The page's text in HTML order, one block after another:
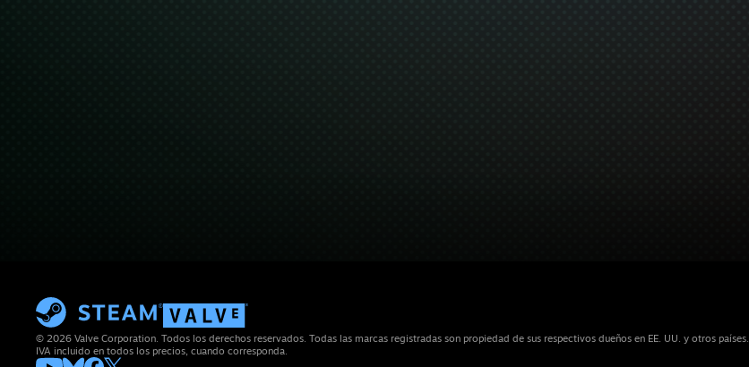
© 2026 Valve Corporation. Todos los derechos reservados. Todas las marcas registradas son propiedad de sus respectivos dueños en EE. UU. y otros países.
IVA incluido en todos los precios, cuando corresponda.